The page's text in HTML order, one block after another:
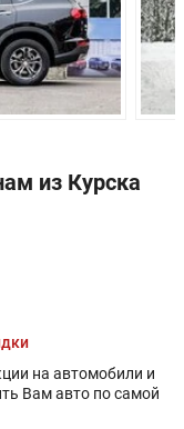
из Курска
на автомобили и
Вам авто по самой